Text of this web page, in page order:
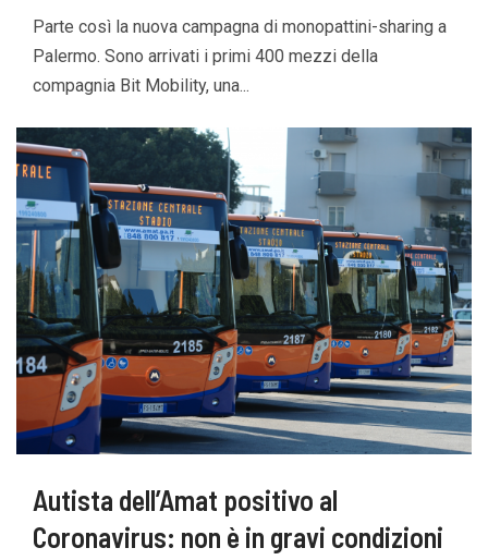
Parte così la nuova campagna di monopattini-sharing a
Palermo. Sono arrivati i primi 400 mezzi della
compagnia Bit Mobility, una...
Autista dell’Amat positivo al
Coronavirus: non è in gravi condizioni